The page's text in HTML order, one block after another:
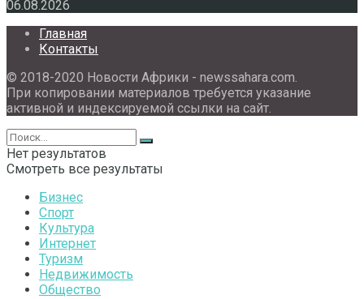
06.08.2026
Главная
Контакты
© 2018-2020 Новости Африки - newssahara.com.
При копировании материалов требуется указание
активной и индексируемой ссылки на сайт.
Нет результатов
Смотреть все результаты
Бизнес
Спорт
Культура
Интернет
Туризм
Недвижимость
Общество